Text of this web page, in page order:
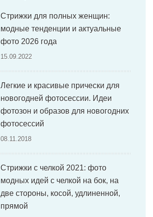
Стрижки для полных женщин:
модные тенденции и актуальные
фото 2026 года
15.09.2022
Легкие и красивые прически для
новогодней фотосессии. Идеи
фотозон и образов для новогодних
фотосессий
08.11.2018
Стрижки с челкой 2021: фото
модных идей с челкой на бок, на
две стороны, косой, удлиненной,
прямой